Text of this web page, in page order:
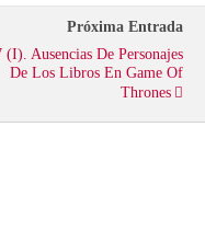
Próxima Entrada
(I). Ausencias De Personajes
De Los Libros En Game Of
Thrones